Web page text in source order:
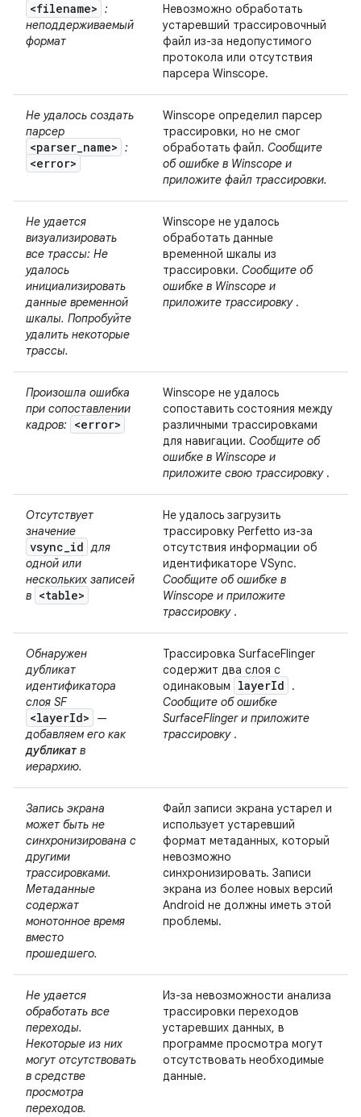
<filename> :
неподдерживаемый
формат
Невозможно обработать
устаревший трассировочный
файл из-за недопустимого
протокола или отсутствия
парсера Winscope.
Не удалось создать
парсер
<parser_name> :
<error>
Winscope определил парсер
трассировки, но не смог
обработать файл. Сообщите
об ошибке в Winscope и
приложите файл трассировки.
Не удается
визуализировать
все трассы: Не
удалось
инициализировать
данные временной
шкалы. Попробуйте
удалить некоторые
трассы.
Winscope не удалось
обработать данные
временной шкалы из
трассировки. Сообщите об
ошибке в Winscope и
приложите трассировку.
Произошла ошибка
при сопоставлении
кадров:
<error>
Winscope не удалось
сопоставить состояния между
различными трассировками
для навигации. Сообщите об
ошибке в Winscope и
приложите свою трассировку.
Отсутствует
значение
vsync_id для
одной или
нескольких записей
в <table>
Не удалось загрузить
трассировку Perfetto из-за
отсутствия информации об
идентификаторе VSync.
Сообщите об ошибке в
Winscope и приложите
трассировку.
Обнаружен
дубликат
идентификатора
слоя SF
<layerId>
—
добавляем его как
дубликат в
иерархию.
Трассировка SurfaceFlinger
содержит два слоя с
одинаковым
layerId
.
Сообщите об ошибке
SurfaceFlinger и приложите
трассировку.
Запись экрана
может быть не
синхронизирована с
другими
трассировками.
Метаданные
содержат
монотонное время
вместо
прошедшего.
Файл записи экрана устарел и
использует устаревший
формат метаданных, который
невозможно
синхронизировать. Записи
экрана из более новых версий
Android не должны иметь этой
проблемы.
Не удается
обработать все
переходы.
Некоторые из них
могут отсутствовать
в средстве
просмотра
переходов.
Из-за невозможности анализа
трассировки переходов
устаревших данных, в
программе просмотра могут
отсутствовать необходимые
данные.